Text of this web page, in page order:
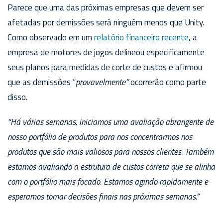
Parece que uma das próximas empresas que devem ser
afetadas por demissões será ninguém menos que Unity.
Como observado em umrelatório financeiro recente, a
empresa de motores de jogos delineou especificamente
seus planos para medidas de corte de custos e afirmou
que as demissões “provavelmente”ocorrerão como parte
disso.
“Há várias semanas, iniciamos uma avaliação abrangente de
nosso portfólio de produtos para nos concentrarmos nos
produtos que são mais valiosos para nossos clientes. Também
estamos avaliando a estrutura de custos correta que se alinha
com o portfólio mais focado. Estamos agindo rapidamente e
esperamos tomar decisões finais nas próximas semanas.”